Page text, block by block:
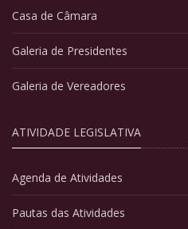
Casa de Câmara
Galeria de Presidentes
Galeria de Vereadores
ATIVIDADE LEGISLATIVA
Agenda de Atividades
Pautas das Atividades